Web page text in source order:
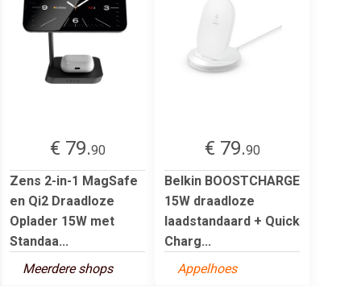
€ 79.90
Zens 2-in-1 MagSafe
en Qi2 Draadloze
Oplader 15W met
Standaa...
Meerdere shops
€ 79.90
Belkin BOOSTCHARGE
15W draadloze
laadstandaard + Quick
Charg...
Appelhoes